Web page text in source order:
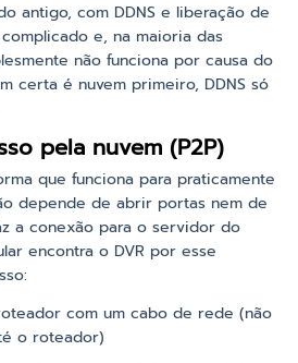
antigo, com DDNS e liberação de
e, na maioria das
não funciona por causa do
certa é nuvem primeiro, DDNS só
pela nuvem (P2P)
que funciona para praticamente
depende de abrir portas nem de
a conexão para o servidor do
encontra o DVR por esse
com um cabo de rede (não
o roteador)